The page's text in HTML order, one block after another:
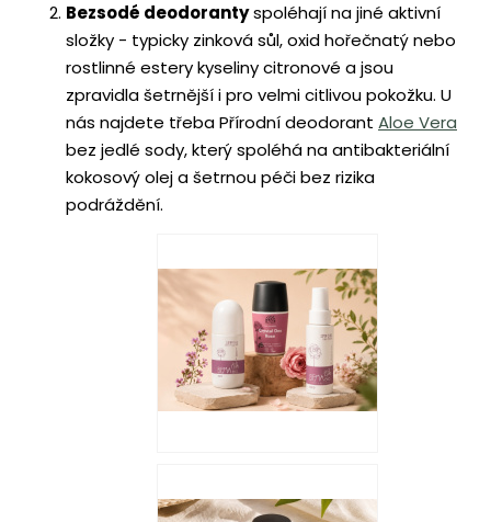
Bezsodé deodorantyspoléhají na jiné aktivní
složky - typicky zinková sůl, oxid hořečnatý nebo
rostlinné estery kyseliny citronové a jsou
zpravidla šetrnější i pro velmi citlivou pokožku. U
nás najdete třeba Přírodní deodorant Aloe Vera
bez jedlé sody, který spoléhá na antibakteriální
kokosový olej a šetrnou péči bez rizika
podráždění.